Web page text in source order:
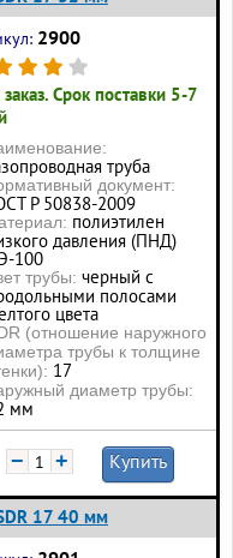
2900
Срок поставки 5-7
труба
документ:
Р 50838-2009
полиэтилен
давления (ПНД)
100
трубы: черный с
полосами
цвета
(отношение наружного
трубы к толщине
17
диаметр трубы:
мм
− + Купить
17 40 мм